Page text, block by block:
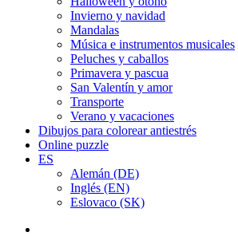
Invierno y navidad
Mandalas
Música e instrumentos musicales
Peluches y caballos
Primavera y pascua
San Valentín y amor
Transporte
Verano y vacaciones
Dibujos para colorear antiestrés
Online puzzle
ES
Alemán (DE)
Inglés (EN)
Eslovaco (SK)